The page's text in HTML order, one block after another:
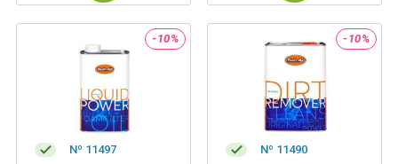
-10%
Nº 11497
-10%
Nº 11490